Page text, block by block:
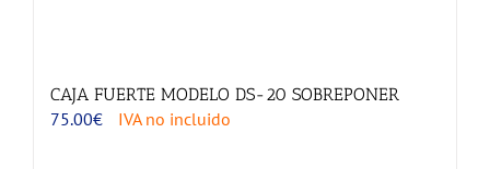
CAJA FUERTE MODELO DS-20 SOBREPONER
75.00€ IVA no incluido